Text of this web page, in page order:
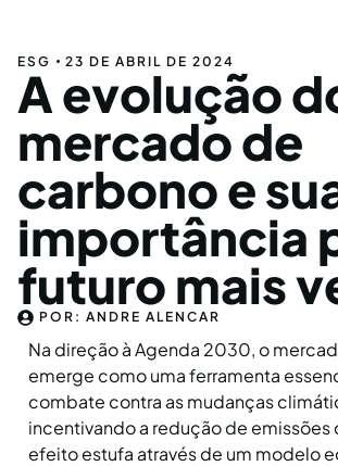
ESG 23 DE ABRIL DE 2024
A evolução
mercado de
carbono e
importância
futuro mais
POR: ANDRE ALENCAR
Na direção à Agenda 2030, o
emerge como uma ferramenta
combate contra as mudanças
incentivando a redução de emissões
efeito estufa através de um modelo